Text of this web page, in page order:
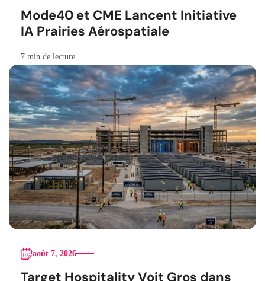
Mode40 et CME Lancent Initiative
IA Prairies Aérospatiale
7 min de lecture
août 7, 2026
Target Hospitality Voit Gros dans